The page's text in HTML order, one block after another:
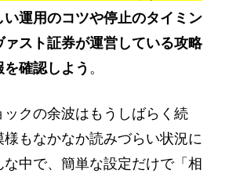
い運用のコツや停止のタイミン
ァスト証券が運営している攻略
確認しよう 。
クの余波はもうしばらく続
様もなかなか読みづらい状況に
中で、簡単な設定だけで「相